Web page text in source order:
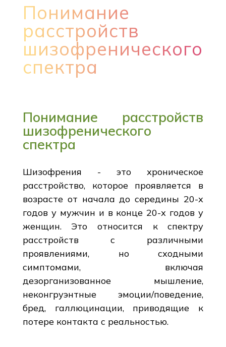
Понимание
расстройств
шизофренического
спектра
Понимание расстройств
шизофренического
спектра
Шизофрения - это хроническое
расстройство, которое проявляется в
возрасте от начала до середины 20-х
годов у мужчин и в конце 20-х годов у
женщин. Это относится к спектру
расстройств с различными
проявлениями, но сходными
симптомами, включая
дезорганизованное мышление,
неконгруэнтные эмоции/поведение,
бред, галлюцинации, приводящие к
потере контакта с реальностью.